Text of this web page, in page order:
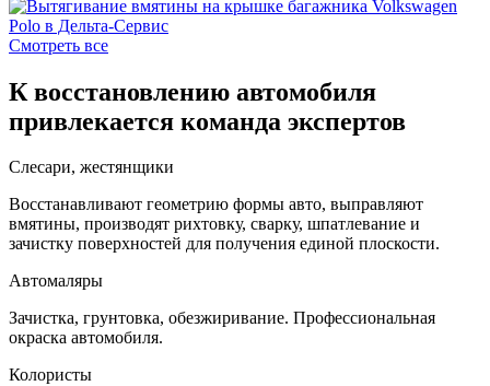
Смотреть все
К восстановлению автомобиля
привлекается команда экспертов
Слесари, жестянщики
Восстанавливают геометрию формы авто, выправляют
вмятины, производят рихтовку, сварку, шпатлевание и
зачистку поверхностей для получения единой плоскости.
Автомаляры
Зачистка, грунтовка, обезжиривание. Профессиональная
окраска автомобиля.
Колористы